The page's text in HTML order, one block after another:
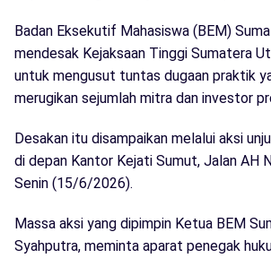
Badan Eksekutif Mahasiswa (BEM)
mendesak Kejaksaan Tinggi Sumatera
untuk mengusut tuntas dugaan praktik
merugikan sejumlah mitra dan investor
Desakan itu disampaikan melalui aksi
di depan Kantor Kejati Sumut, Jalan AH
Senin (15/6/2026).
Massa aksi yang dipimpin Ketua BEM
Syahputra, meminta aparat penegak